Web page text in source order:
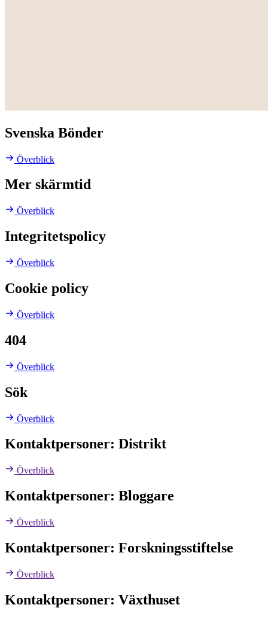
Svenska Bönder
Överblick
Mer skärmtid
Överblick
Integritetspolicy
Överblick
Cookie policy
Överblick
404
Överblick
Sök
Överblick
Kontaktpersoner: Distrikt
Överblick
Kontaktpersoner: Bloggare
Överblick
Kontaktpersoner: Forskningsstiftelse
Överblick
Kontaktpersoner: Växthuset